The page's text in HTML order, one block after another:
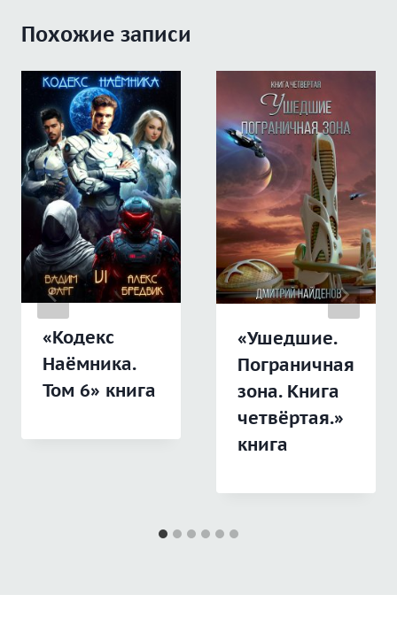
Похожие записи
«Кодекс
Наёмника.
Том 6» книга
«Ушедшие.
Пограничная
зона. Книга
четвёртая.»
книга